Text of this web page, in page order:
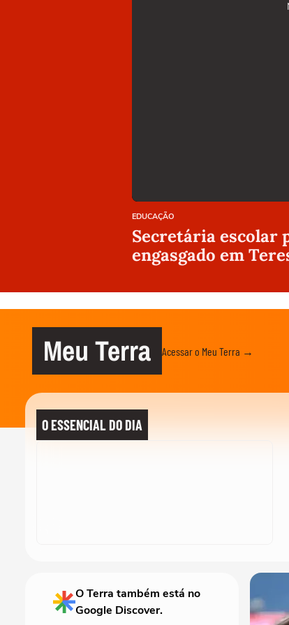
EDUCAÇÃO
Secretária escolar
engasgado em
Meu Terra Acessar o Meu Terra →
O ESSENCIAL DO DIA
O Terra também está no
Google Discover.